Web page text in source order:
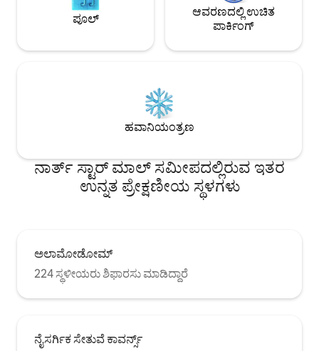
ಪೂಲ್
ಆವರಣದಲ್ಲಿ ಉಚಿತ
ಪಾರ್ಕಿಂಗ್
ಹವಾನಿಯಂತ್ರಣ
ನಾರ್ತ್ ಸ್ಟಾರ್ ಮಾಲ್ ಸಮೀಪದಲ್ಲಿರುವ ಇತರ
ಉನ್ನತ ಪ್ರೇಕ್ಷಣೀಯ ಸ್ಥಳಗಳು
ಅಲಾಮೋಡೋಮ್
224 ಸ್ಥಳೀಯರು ಶಿಫಾರಸು ಮಾಡಿದ್ದಾರೆ
ನೈಸರ್ಗಿಕ ಸೇತುವೆ ಕಾವರ್ನ್ಸ್